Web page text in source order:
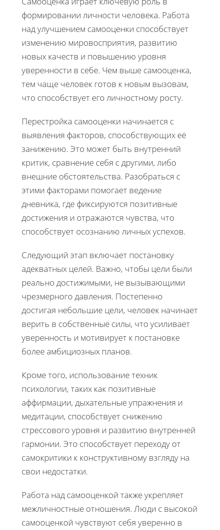
формировании личности человека. Работа
над улучшением самооценки способствует
изменению мировосприятия, развитию
новых качеств и повышению уровня
уверенности в себе. Чем выше самооценка,
тем чаще человек готов к новым вызовам,
что способствует его личностному росту.
Перестройка самооценки начинается с
выявления факторов, способствующих её
занижению. Это может быть внутренний
критик, сравнение себя с другими, либо
внешние обстоятельства. Разобраться с
этими факторами помогает ведение
дневника, где фиксируются позитивные
достижения и отражаются чувства, что
способствует осознанию личных успехов.
Следующий этап включает постановку
адекватных целей. Важно, чтобы цели были
реально достижимыми, не вызывающими
чрезмерного давления. Постепенно
достигая небольшие цели, человек начинает
верить в собственные силы, что усиливает
уверенность и мотивирует к постановке
более амбициозных планов.
Кроме того, использование техник
психологии, таких как позитивные
аффирмации, дыхательные упражнения и
медитации, способствует снижению
стрессового уровня и развитию внутренней
гармонии. Это способствует переходу от
самокритики к конструктивному взгляду на
свои недостатки.
Работа над самооценкой также укрепляет
межличностные отношения. Люди с высокой
самооценкой чувствуют себя уверенно в